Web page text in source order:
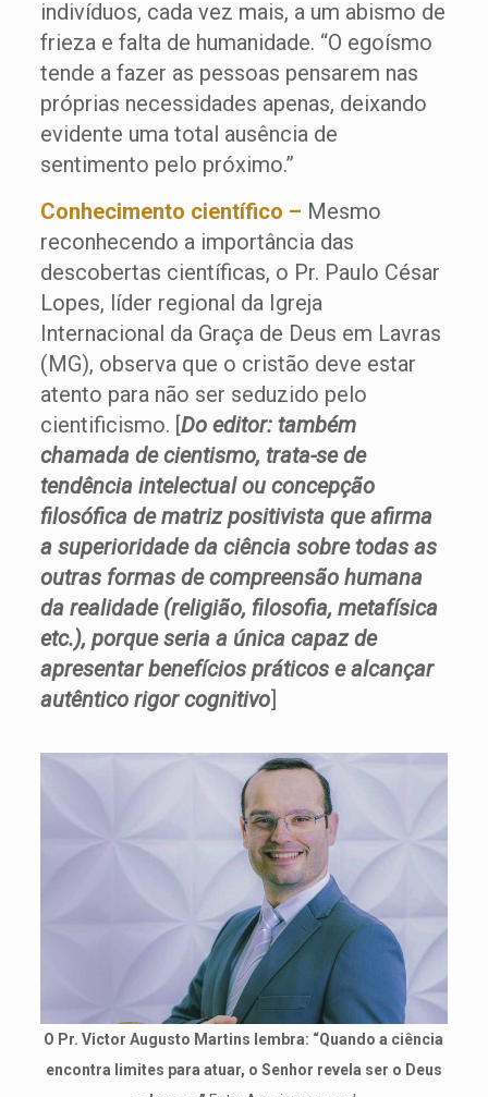
indivíduos, cada vez mais, a um abismo de
frieza e falta de humanidade. “O egoísmo
tende a fazer as pessoas pensarem nas
próprias necessidades apenas, deixando
evidente uma total ausência de
sentimento pelo próximo.”
Conhecimento científico – Mesmo
reconhecendo a importância das
descobertas científicas, o Pr. Paulo César
Lopes, líder regional da Igreja
Internacional da Graça de Deus em Lavras
(MG), observa que o cristão deve estar
atento para não ser seduzido pelo
cientificismo. [Do editor: também
chamada de cientismo, trata-se de
tendência intelectual ou concepção
filosófica de matriz positivista que afirma
a superioridade da ciência sobre todas as
outras formas de compreensão humana
da realidade (religião, filosofia, metafísica
etc.), porque seria a única capaz de
apresentar benefícios práticos e alcançar
autêntico rigor cognitivo]
O Pr. Victor Augusto Martins lembra: “Quando a ciência
encontra limites para atuar, o Senhor revela ser o Deus